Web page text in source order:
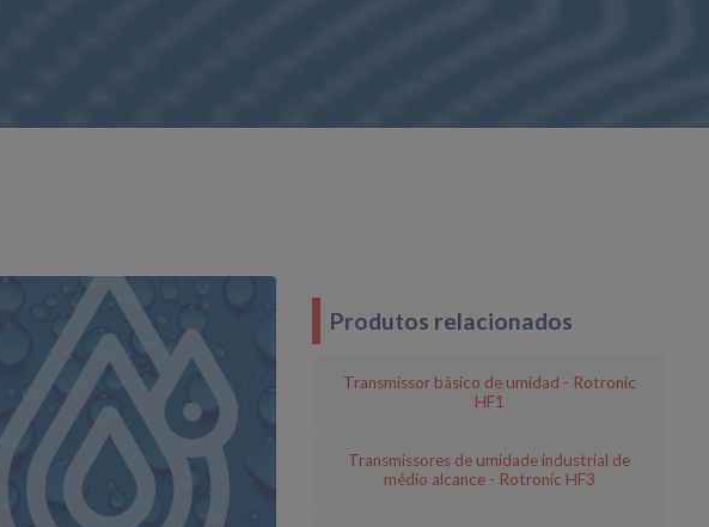
Produtos relacionados
Transmissor básico de umidad - Rotronic
HF1
Transmissores de umidade industrial de
médio alcance - Rotronic HF3